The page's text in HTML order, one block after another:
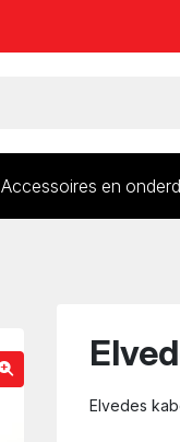
Accessoires en
Elvedes